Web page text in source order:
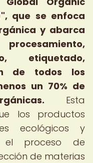
que se enfoca
y abarca
etiquetado,
de todos los
un 70% de
Esta
los productos
ecológicos y
el proceso de
de materias